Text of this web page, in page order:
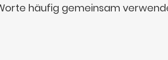
häufig gemeinsam